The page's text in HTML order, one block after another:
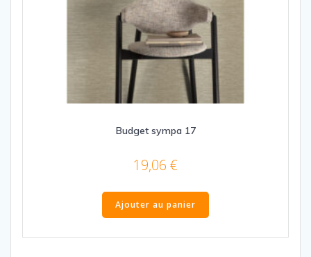
Budget sympa 17
19,06 €
Ajouter au panier